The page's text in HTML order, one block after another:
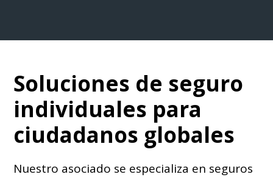
Soluciones de seguro
individuales para
ciudadanos globales
Nuestro asociado se especializa en seguros